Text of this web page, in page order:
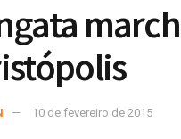
10 de fevereiro de 2015